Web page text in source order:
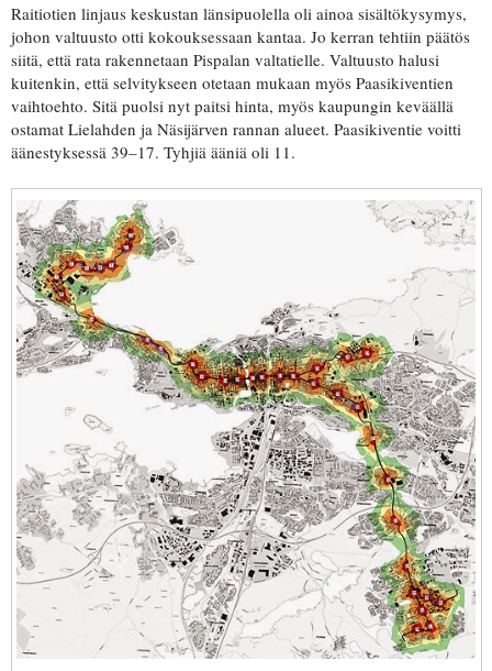
Raitiotien linjaus keskustan länsipuolella oli ainoa sisältökysymys,
johon valtuusto otti kokouksessaan kantaa. Jo kerran tehtiin päätös
siitä, että rata rakennetaan Pispalan valtatielle. Valtuusto halusi
kuitenkin, että selvitykseen otetaan mukaan myös Paasikiventien
vaihtoehto. Sitä puolsi nyt paitsi hinta, myös kaupungin keväällä
ostamat Lielahden ja Näsijärven rannan alueet. Paasikiventie voitti
äänestyksessä 39–17. Tyhjiä ääniä oli 11.